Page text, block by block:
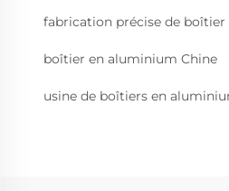
fabrication précise de
boîtier en aluminium Chine
usine de boîtiers en